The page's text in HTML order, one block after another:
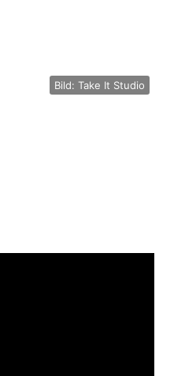
Bild: Take It Studio